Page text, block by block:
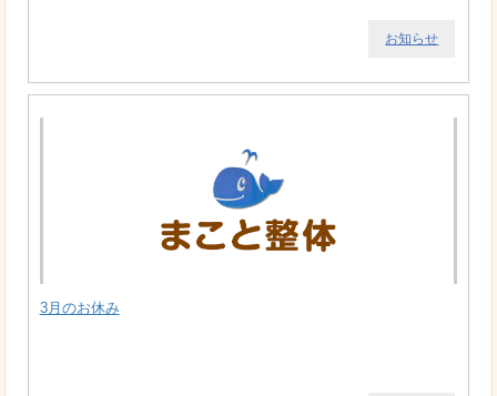
お知らせ
3月のお休み